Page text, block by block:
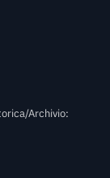
Archivio: